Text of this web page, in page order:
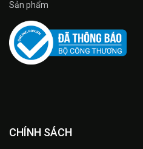
Sản phẩm
CHÍNH SÁCH